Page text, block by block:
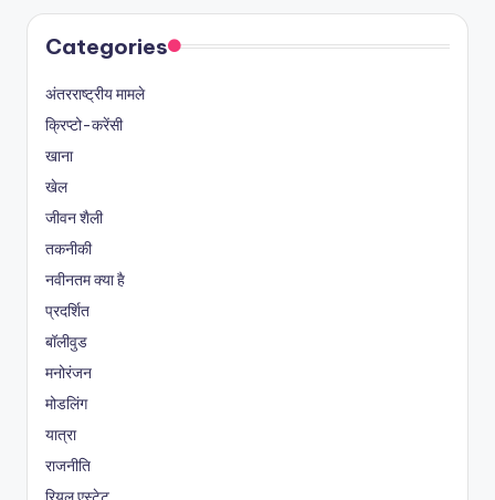
Categories
अंतरराष्ट्रीय मामले
क्रिप्टो-करेंसी
खाना
खेल
जीवन शैली
तकनीकी
नवीनतम क्या है
प्रदर्शित
बॉलीवुड
मनोरंजन
मोडलिंग
यात्रा
राजनीति